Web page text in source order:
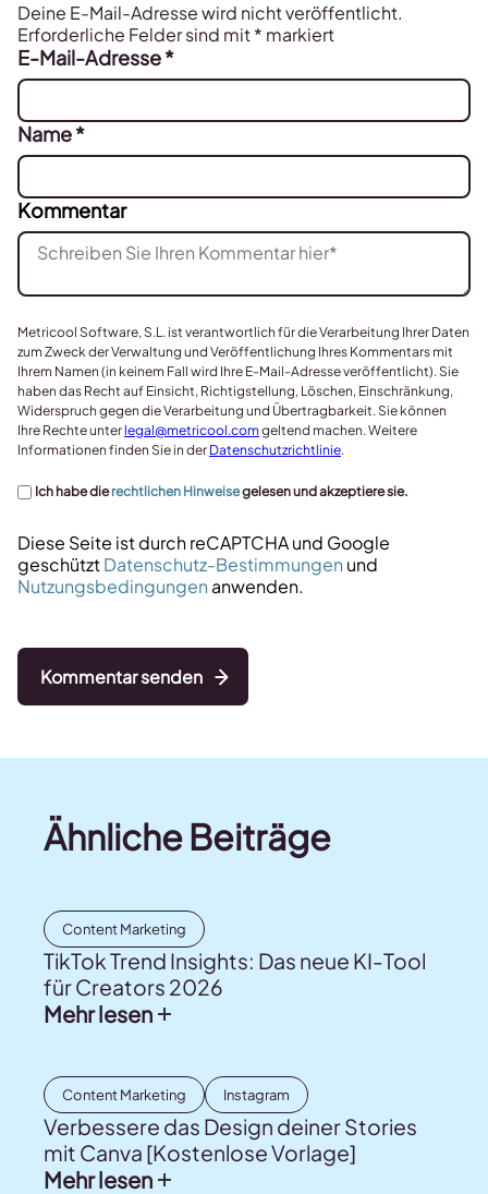
Deine E-Mail-Adresse wird nicht veröffentlicht.
Erforderliche Felder sind mit* markiert
E-Mail-Adresse*
Name*
Kommentar
Metricool Software, S.L. ist verantwortlich für die Verarbeitung Ihrer Daten
zum Zweck der Verwaltung und Veröffentlichung Ihres Kommentars mit
Ihrem Namen (in keinem Fall wird Ihre E-Mail-Adresse veröffentlicht). Sie
haben das Recht auf Einsicht, Richtigstellung, Löschen, Einschränkung,
Widerspruch gegen die Verarbeitung und Übertragbarkeit. Sie können
Ihre Rechte unter legal@metricool.comgeltend machen. Weitere
Informationen finden Sie in der Datenschutzrichtlinie.
Ich habe dierechtlichen Hinweisegelesen und akzeptiere sie.
Diese Seite ist durch reCAPTCHA und Google
geschütztDatenschutz-Bestimmungen und
Nutzungsbedingungen anwenden.
Kommentar senden
Ähnliche Beiträge
Content Marketing
TikTok Trend Insights: Das neue KI-Tool
für Creators 2026
Mehr lesen
Content Marketing Instagram
Verbessere das Design deiner Stories
mit Canva [Kostenlose Vorlage]
Mehr lesen